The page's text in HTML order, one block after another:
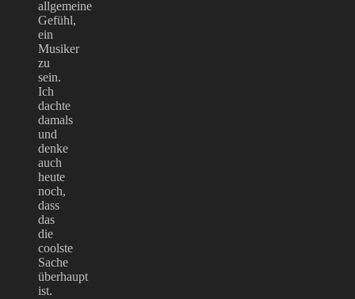
allgemeine
Gefühl,
ein
Musiker
zu
sein.
Ich
dachte
damals
und
denke
auch
heute
noch,
dass
das
die
coolste
Sache
überhaupt
ist.